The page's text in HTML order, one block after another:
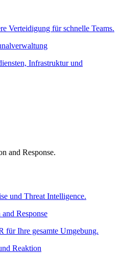
Verteidigung für schnelle Teams.
Infrastruktur und
and Response.
und Threat Intelligence.
Response
für Ihre gesamte Umgebung.
Reaktion